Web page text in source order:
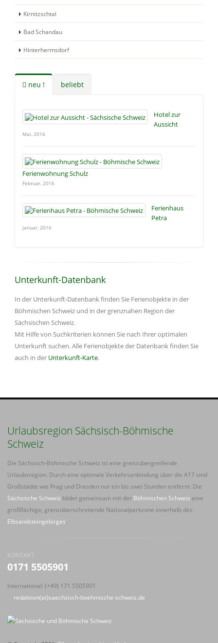
Kirnitzschtal
Bad Schandau
Hinterhermsdorf
neu ! beliebt
Hotel zur
Aussicht
Mai, 2016
Ferienwohnung Schulz
Februar, 2016
Ferienhaus
Petra
Januar, 2016
Unterkunft-Datenbank
In der Unterkunft-Datenbank finden Sie Ferienobjekte in der
Böhmischen Schweiz und in der grenznahen Region der
Sächsischen Schweiz.
Mit Hilfe von Suchkriterien können Sie nach Ihrer optimalen
Unterkunft suchen. Alle Ferienobjekte der Datenbank finden Sie
auch in der Unterkunft-Karte.
Urlaubsregion Sächsisch-Böhmische
Schweiz
Die Sächsisch-Böhmische Schweiz ist eine grenzübergreifende
Urlaubsregion. Durch eine optimale Verkehrsanbindung über die A17 sind
Großstädte wie Prag und Dresden nur ein bis zwei Stunden entfernt. Die
Sächsische Schweiz bildet gemeinsam mit der Böhmischen Schweiz eine
großflächige, grenzüberschreitende Nationalparkzone innerhalb des
Elbsandsteingebirges.
KONTAKT
0171 5505901
International: (+49) 171 5505901
redaktion(at)saechsisch-boehmische-schweiz.de